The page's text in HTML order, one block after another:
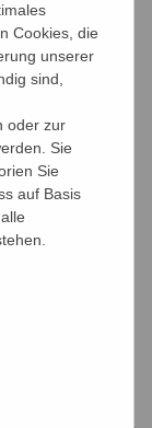
Cookies, die
unserer
sind,
oder zur
Sie
Sie
auf Basis